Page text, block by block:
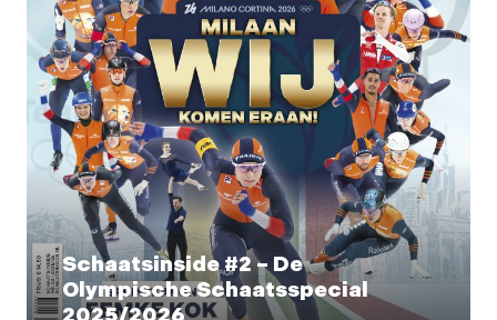
Schaatsinside #2 – De
Olympische Schaatsspecial